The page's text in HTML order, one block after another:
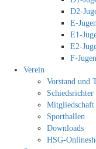
D2-
E-
E1-
E2-
F-
Verein
Vorstand und
Schiedsrichter
Mitgliedschaft
Sporthallen
Downloads
HSG-